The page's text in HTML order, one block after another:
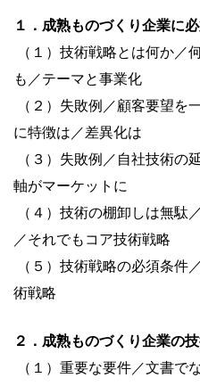
１．成熟ものづくり企業に
（１）技術戦略とは何か／
も／テーマと事業化
（２）失敗例／顧客要望を
に特徴は／差異化は
（３）失敗例／自社技術の
軸がマーケットに
（４）技術の棚卸しは無駄
／それでもコア技術戦略
（５）技術戦略の必須条件
術戦略
２．成熟ものづくり企業の
（１）重要な要件／文書で